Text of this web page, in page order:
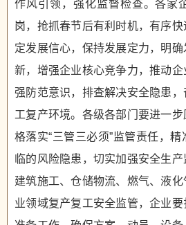
作风引领，强化监督检查。各家
岗，抢抓春节后有利时机，有序
定发展信心，保持发展定力，明
新，增强企业核心竞争力，推动
强防范意识，排查解决安全隐患
工复产环境。各级各部门要进一
格落实“三管三必须”监管责任，
临的风险隐患，切实加强安全生产
建筑施工、仓储物流、燃气、液
业领域复产复工安全监管，企业